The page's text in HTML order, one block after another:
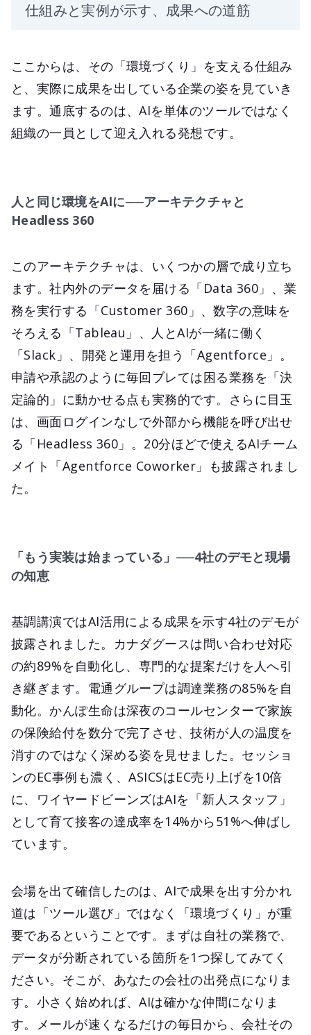
仕組みと実例が示す、成果への道筋
ここからは、その「環境づくり」を支える仕組み
と、実際に成果を出している企業の姿を見ていき
ます。通底するのは、AIを単体のツールではなく
組織の一員として迎え入れる発想です。
人と同じ環境をAIに──アーキテクチャと
Headless 360
このアーキテクチャは、いくつかの層で成り立ち
ます。社内外のデータを届ける「Data 360」、業
務を実行する「Customer 360」、数字の意味を
そろえる「Tableau」、人とAIが一緒に働く
「Slack」、開発と運用を担う「Agentforce」。
申請や承認のように毎回ブレては困る業務を「決
定論的」に動かせる点も実務的です。さらに目玉
は、画面ログインなしで外部から機能を呼び出せ
る「Headless 360」。20分ほどで使えるAIチーム
メイト「Agentforce Coworker」も披露されまし
た。
「もう実装は始まっている」──4社のデモと現場
の知恵
基調講演ではAI活用による成果を示す4社のデモが
披露されました。カナダグースは問い合わせ対応
の約89%を自動化し、専門的な提案だけを人へ引
き継ぎます。電通グループは調達業務の85%を自
動化。かんぽ生命は深夜のコールセンターで家族
の保険給付を数分で完了させ、技術が人の温度を
消すのではなく深める姿を見せました。セッショ
ンのEC事例も濃く、ASICSはEC売り上げを10倍
に、ワイヤードビーンズはAIを「新人スタッフ」
として育て接客の達成率を14%から51%へ伸ばし
ています。
会場を出て確信したのは、AIで成果を出す分かれ
道は「ツール選び」ではなく「環境づくり」が重
要であるということです。まずは自社の業務で、
データが分断されている箇所を1つ探してみてく
ださい。そこが、あなたの会社の出発点になりま
す。小さく始めれば、AIは確かな仲間になりま
す。メールが速くなるだけの毎日から、会社その